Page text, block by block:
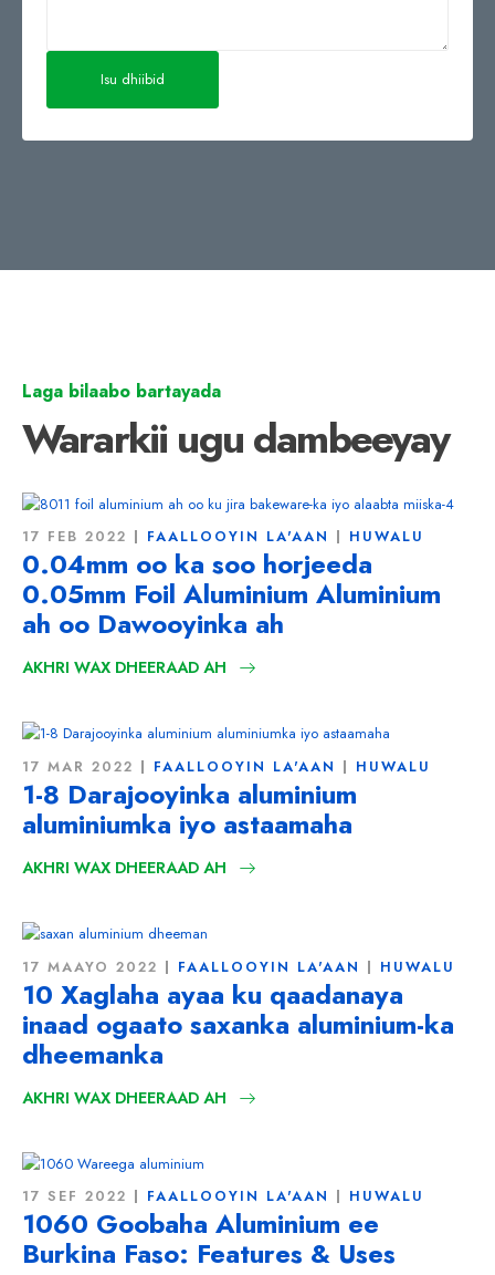
Laga bilaabo bartayada
Wararkii ugu dambeeyay
17 FEB 2022 FAALLOOYIN LA'AAN HUWALU
0.04mm oo ka soo horjeeda
0.05mm Foil Aluminium Aluminium
ah oo Dawooyinka ah
AKHRI WAX DHEERAAD AH
17 MAR 2022 FAALLOOYIN LA'AAN HUWALU
1-8 Darajooyinka aluminium
aluminiumka iyo astaamaha
AKHRI WAX DHEERAAD AH
17 MAAYO 2022 FAALLOOYIN LA'AAN HUWALU
10 Xaglaha ayaa ku qaadanaya
inaad ogaato saxanka aluminium-ka
dheemanka
AKHRI WAX DHEERAAD AH
17 SEF 2022 FAALLOOYIN LA'AAN HUWALU
1060 Goobaha Aluminium ee
Burkina Faso: Features & Uses